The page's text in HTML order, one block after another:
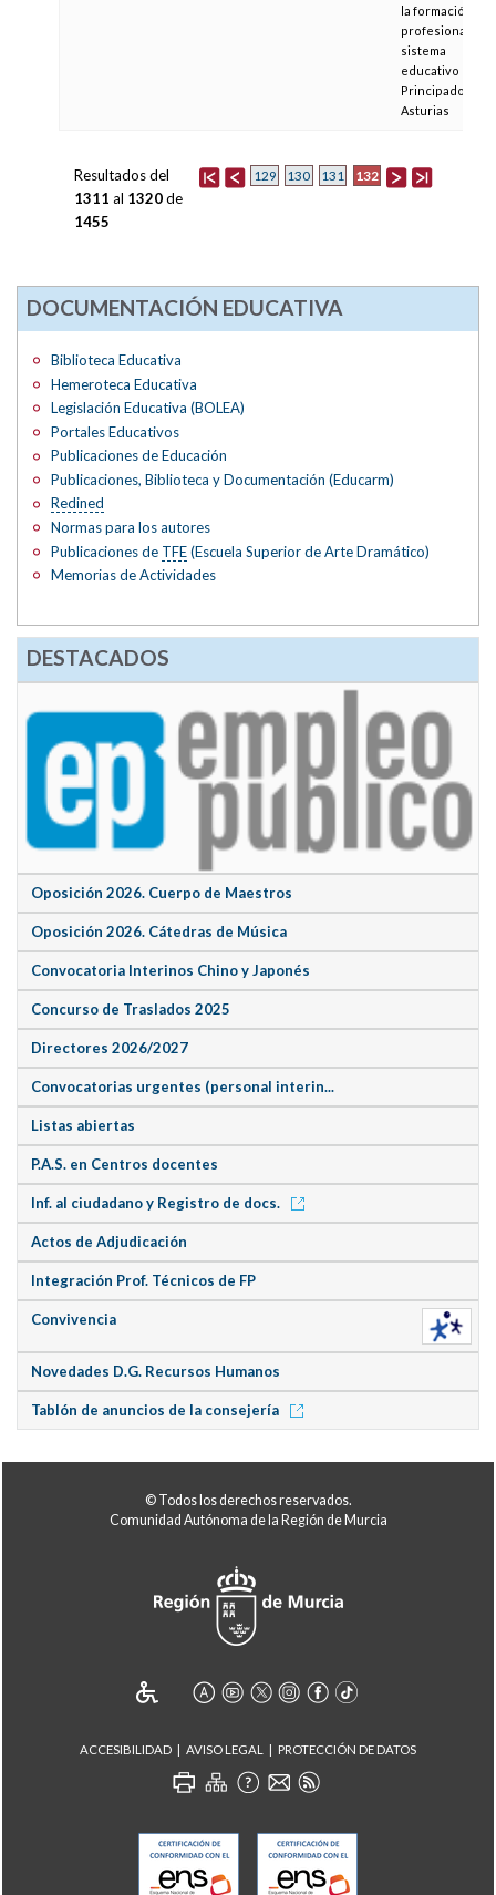
la formación
profesional del
sistema
educativo en el
Principado de
Asturias
129 130 131 132
Resultados del
1311 al 1320de
1455
DOCUMENTACIÓN EDUCATIVA
Biblioteca Educativa
Hemeroteca Educativa
Legislación Educativa (BOLEA)
Portales Educativos
Publicaciones de Educación
Publicaciones, Biblioteca y Documentación (Educarm)
Redined
Normas para los autores
Publicaciones de TFE(Escuela Superior de Arte Dramático)
Memorias de Actividades
DESTACADOS
Oposición 2026. Cuerpo de Maestros
Oposición 2026. Cátedras de Música
Convocatoria Interinos Chino y Japonés
Concurso de Traslados 2025
Directores 2026/2027
Convocatorias urgentes (personal interin...
Listas abiertas
P.A.S. en Centros docentes
Inf. al ciudadano y Registro de docs.
Actos de Adjudicación
Integración Prof. Técnicos de FP
Convivencia
Novedades D.G. Recursos Humanos
Tablón de anuncios de la consejería
© Todos los derechos reservados.
Comunidad Autónoma de la Región de Murcia
ACCESIBILIDAD AVISO LEGAL PROTECCIÓN DE DATOS